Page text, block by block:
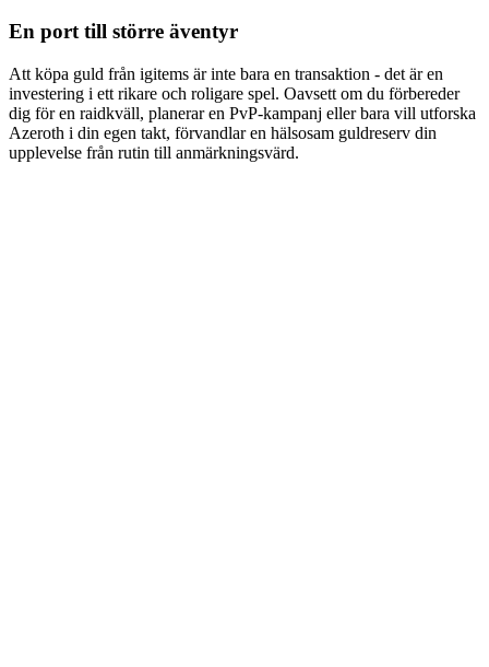
En port till större äventyr
Att köpa guld från igitems är inte bara en transaktion - det är en
investering i ett rikare och roligare spel. Oavsett om du förbereder
dig för en raidkväll, planerar en PvP-kampanj eller bara vill utforska
Azeroth i din egen takt, förvandlar en hälsosam guldreserv din
upplevelse från rutin till anmärkningsvärd.